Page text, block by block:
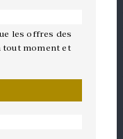
les offres des
tout moment et